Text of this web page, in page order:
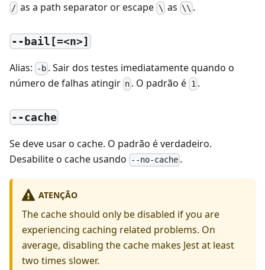
/ as a path separator or escape \ as \\ .
--bail[=<n>]
Alias: -b . Sair dos testes imediatamente quando o
número de falhas atingir n . O padrão é 1.
--cache
Se deve usar o cache. O padrão é verdadeiro.
Desabilite o cache usando
--no-cache .
ATENÇÃO
The cache should only be disabled if you are
experiencing caching related problems. On
average, disabling the cache makes Jest at least
two times slower.